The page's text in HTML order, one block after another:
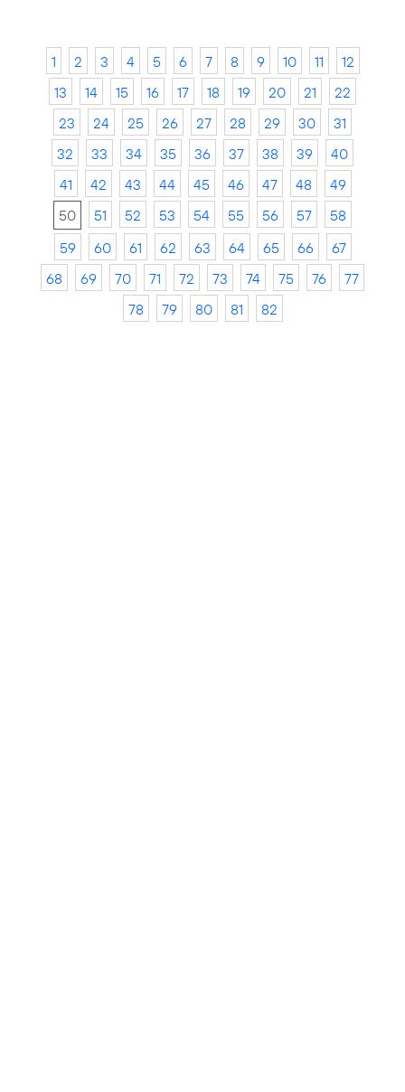
1 2 3 4 5 6 7 8 9 10 11
12
13
14 15 16 17 18 19 20 21
22
23
24 25 26 27 28 29 30
31
32
33 34 35 36 37 38 39
40
41
42 43 44 45 46 47 48
49
50
51 52 53 54 55 56 57
58
59
60 61 62 63 64 65 66
67
68
69 70 71 72 73 74 75 76
77
78
79 80 81 82